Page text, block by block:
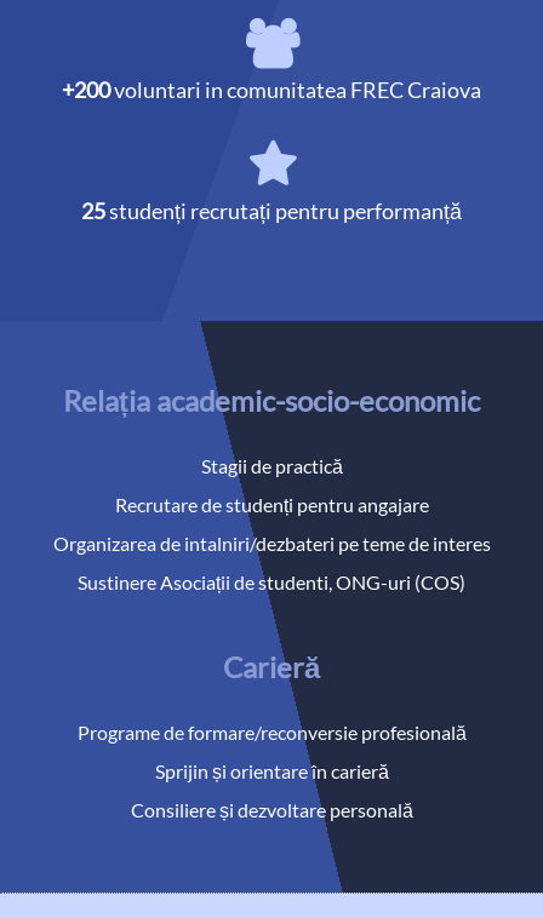
+200voluntari in comunitatea FREC Craiova
25studenți recrutați pentru performanță
Relația academic-socio-economic
Stagii de practică
Recrutare de studenți pentru angajare
Organizarea de intalniri/dezbateri pe teme de interes
Sustinere Asociații de studenti, ONG-uri (COS)
Carieră
Programe de formare/reconversie profesională
Sprijin și orientare în carieră
Consiliere și dezvoltare personală